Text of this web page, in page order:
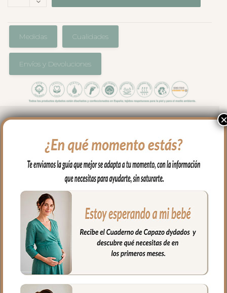
Medidas Cualidades
Envíos y Devoluciones
el bolso en los paseos y salidas con tu
bebé. Cambiador en tejido estampado
muy resistente e impermeable.
En el interior tejido blanco e impermeable
para los posibles escapes del bebé.
Muy fácil de limpiar por ambos lados,
puedes limpiar con paño húmedo y
cuando necesites puedes lavar en
lavadora, siempre agua fría, jabones no
abrasivos y secado al natural.
Medidas: 38 x 58 cms
×